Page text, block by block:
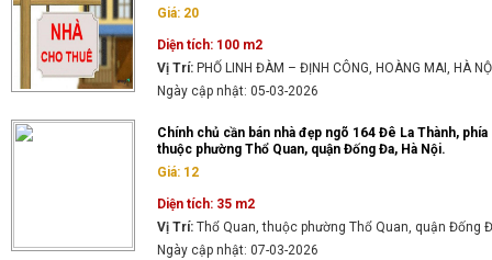
Giá: 20
Diện tích: 100 m2
Vị Trí: PHỐ LINH ĐÀM – ĐỊNH CÔNG, HOÀNG MAI, HÀ
Ngày cập nhật: 05-03-2026
Chính chủ cần bán nhà đẹp ngõ 164 Đê La Thành,
thuộc phường Thổ Quan, quận Đống Đa, Hà Nội.
Giá: 12
Diện tích: 35 m2
Vị Trí: Thổ Quan, thuộc phường Thổ Quan, quận Đống
Ngày cập nhật: 07-03-2026